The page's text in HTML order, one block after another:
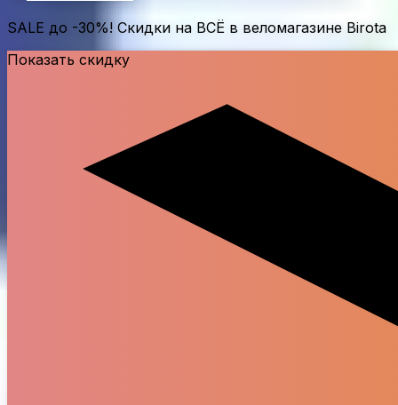
SALE до -30%! Скидки на ВСЁ в веломагазине Birota
Показать скидку